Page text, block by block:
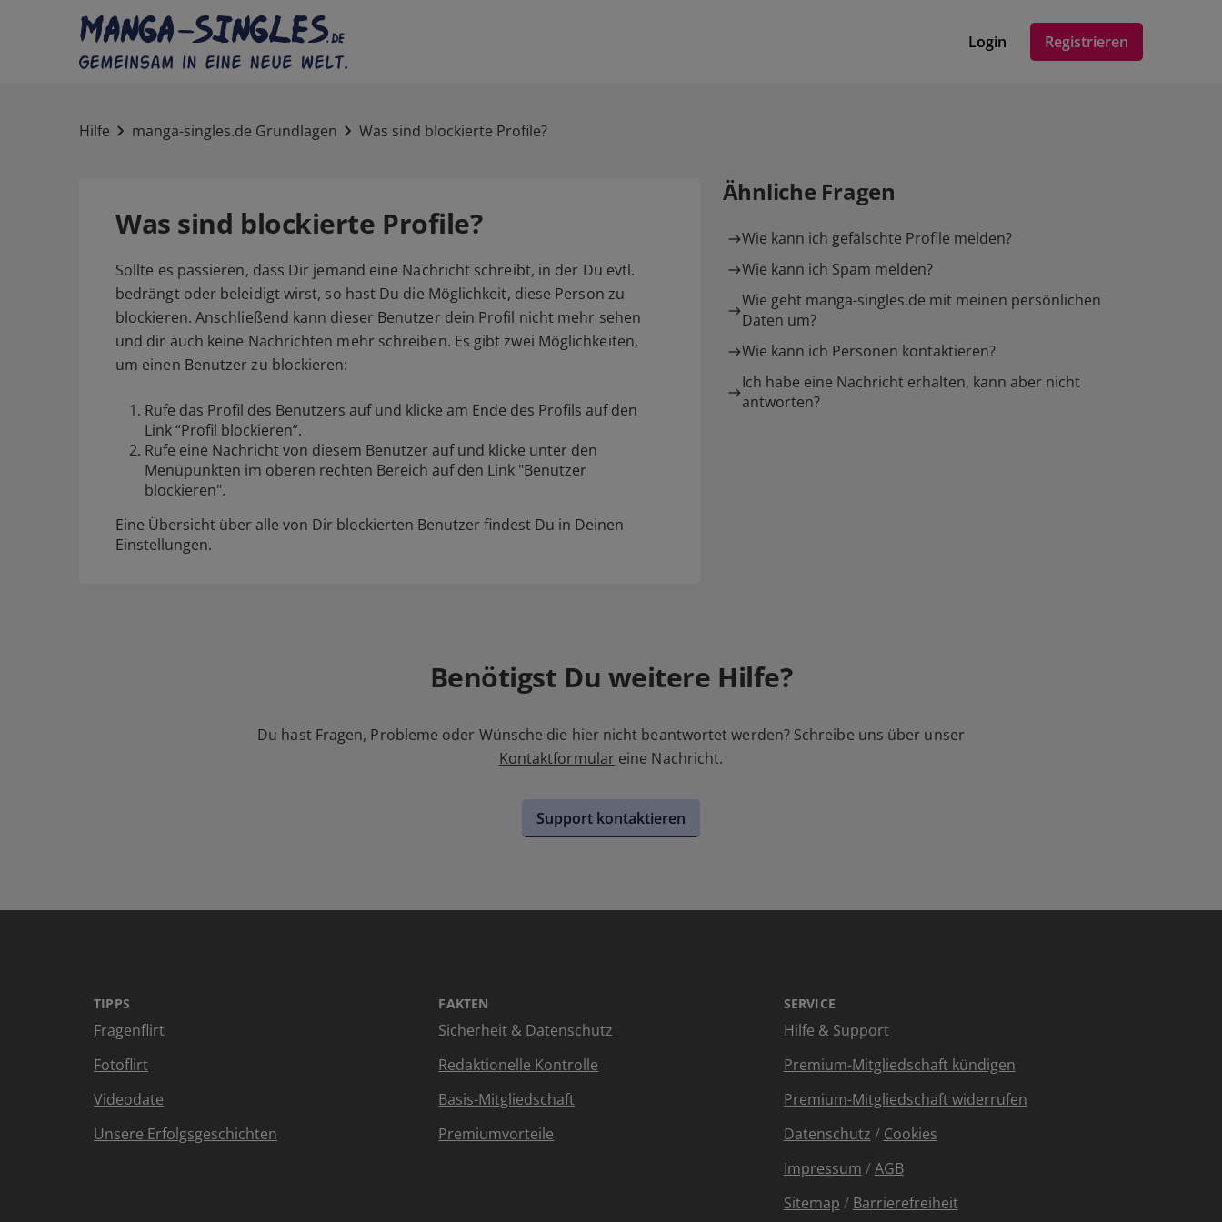
Login Registrieren
Hilfe manga-singles.de Grundlagen Was sind blockierte Profile?
Was sind blockierte Profile?
Sollte es passieren, dass Dir jemand eine Nachricht schreibt, in der Du evtl.
bedrängt oder beleidigt wirst, so hast Du die Möglichkeit, diese Person zu
blockieren. Anschließend kann dieser Benutzer dein Profil nicht mehr sehen
und dir auch keine Nachrichten mehr schreiben. Es gibt zwei Möglichkeiten,
um einen Benutzer zu blockieren:
Rufe das Profil des Benutzers auf und klicke am Ende des Profils auf den
Link “Profil blockieren”.
Rufe eine Nachricht von diesem Benutzer auf und klicke unter den
Menüpunkten im oberen rechten Bereich auf den Link "Benutzer
blockieren".
Eine Übersicht über alle von Dir blockierten Benutzer findest Du in Deinen
Einstellungen.
Ähnliche Fragen
Wie kann ich gefälschte Profile melden?
Wie kann ich Spam melden?
Wie geht manga-singles.de mit meinen persönlichen
Daten um?
Wie kann ich Personen kontaktieren?
Ich habe eine Nachricht erhalten, kann aber nicht
antworten?
Benötigst Du weitere Hilfe?
Du hast Fragen, Probleme oder Wünsche die hier nicht beantwortet werden? Schreibe uns über unser
Kontaktformular eine Nachricht.
Support kontaktieren
TIPPS
Fragenflirt
Fotoflirt
Videodate
Unsere Erfolgsgeschichten
FAKTEN
Sicherheit & Datenschutz
Redaktionelle Kontrolle
Basis-Mitgliedschaft
Premiumvorteile
SERVICE
Hilfe & Support
Premium-Mitgliedschaft kündigen
Premium-Mitgliedschaft widerrufen
Datenschutz / Cookies
Impressum /AGB
Sitemap / Barrierefreiheit